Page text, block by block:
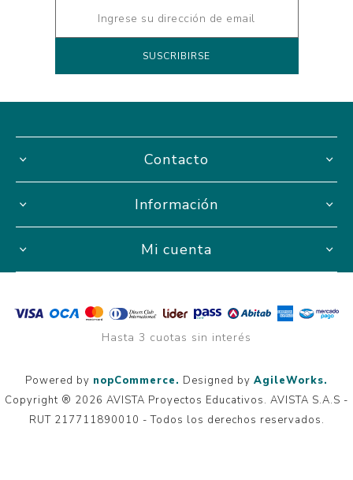
Contacto
Información
Mi cuenta
Hasta 3 cuotas sin interés
Powered by nopCommerce. Designed by AgileWorks.
Copyright ® 2026 AVISTA Proyectos Educativos. AVISTA S.A.S -
RUT 217711890010 - Todos los derechos reservados.